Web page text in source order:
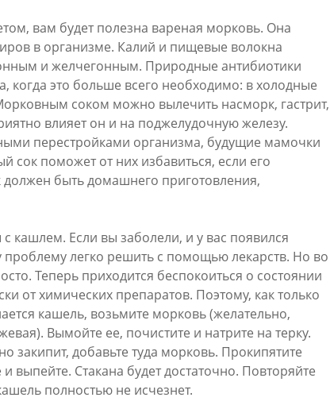
вам будет полезна вареная морковь. Она
в организме. Калий и пищевые волокна
и желчегонным. Природные антибиотики
когда это больше всего необходимо: в холодные
соком можно вылечить насморк, гастрит,
влияет он и на поджелудочную железу.
перестройками организма, будущие мамочки
сок поможет от них избавиться, если его
должен быть домашнего приготовления,
кашлем. Если вы заболели, и у вас появился
проблему легко решить с помощью лекарств. Но во
Теперь приходится беспокоиться о состоянии
от химических препаратов. Поэтому, как только
кашель, возьмите морковь (желательно,
Вымойте ее, почистите и натрите на терку.
закипит, добавьте туда морковь. Прокипятите
выпейте. Стакана будет достаточно. Повторяйте
полностью не исчезнет.